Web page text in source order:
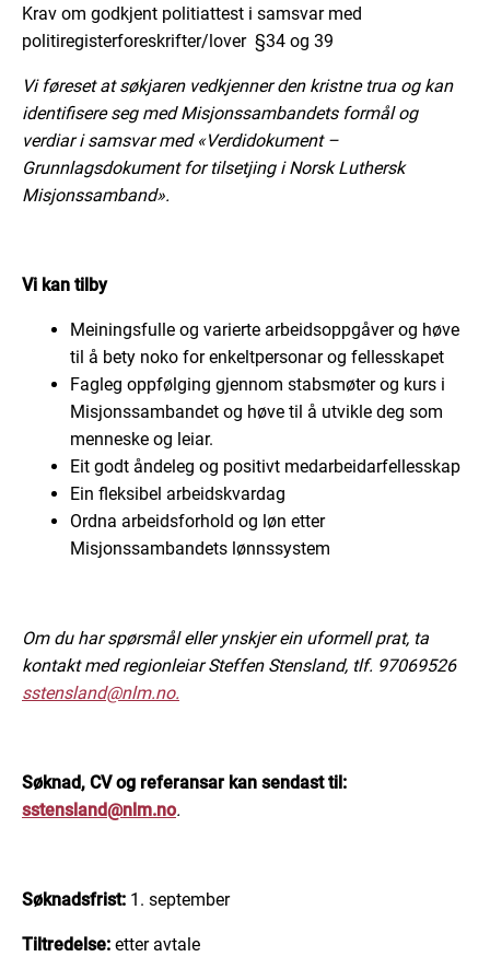
Krav om godkjent politiattest i samsvar med
politiregisterforeskrifter/lover §34 og 39
Vi føreset at søkjaren vedkjenner den kristne trua og kan
identifisere seg med Misjonssambandets formål og
verdiar i samsvar med «Verdidokument –
Grunnlagsdokument for tilsetjing i Norsk Luthersk
Misjonssamband».
Vi kan tilby
Meiningsfulle og varierte arbeidsoppgåver og høve
til å bety noko for enkeltpersonar og fellesskapet
Fagleg oppfølging gjennom stabsmøter og kurs i
Misjonssambandet og høve til å utvikle deg som
menneske og leiar.
Eit godt åndeleg og positivt medarbeidarfellesskap
Ein fleksibel arbeidskvardag
Ordna arbeidsforhold og løn etter
Misjonssambandets lønnssystem
Om du har spørsmål eller ynskjer ein uformell prat, ta
kontakt med regionleiar Steffen Stensland, tlf. 97069526
sstensland@nlm.no.
Søknad, CV og referansar kan sendast til:
sstensland@nlm.no.
Søknadsfrist: 1. september
Tiltredelse: etter avtale